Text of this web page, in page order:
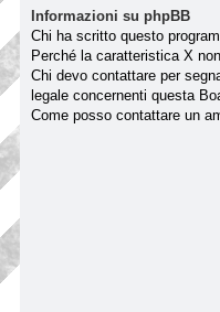
Informazioni su phpBB
Chi ha scritto questo
Perché la caratteristica X
Chi devo contattare per
legale concernenti questa
Come posso contattare un